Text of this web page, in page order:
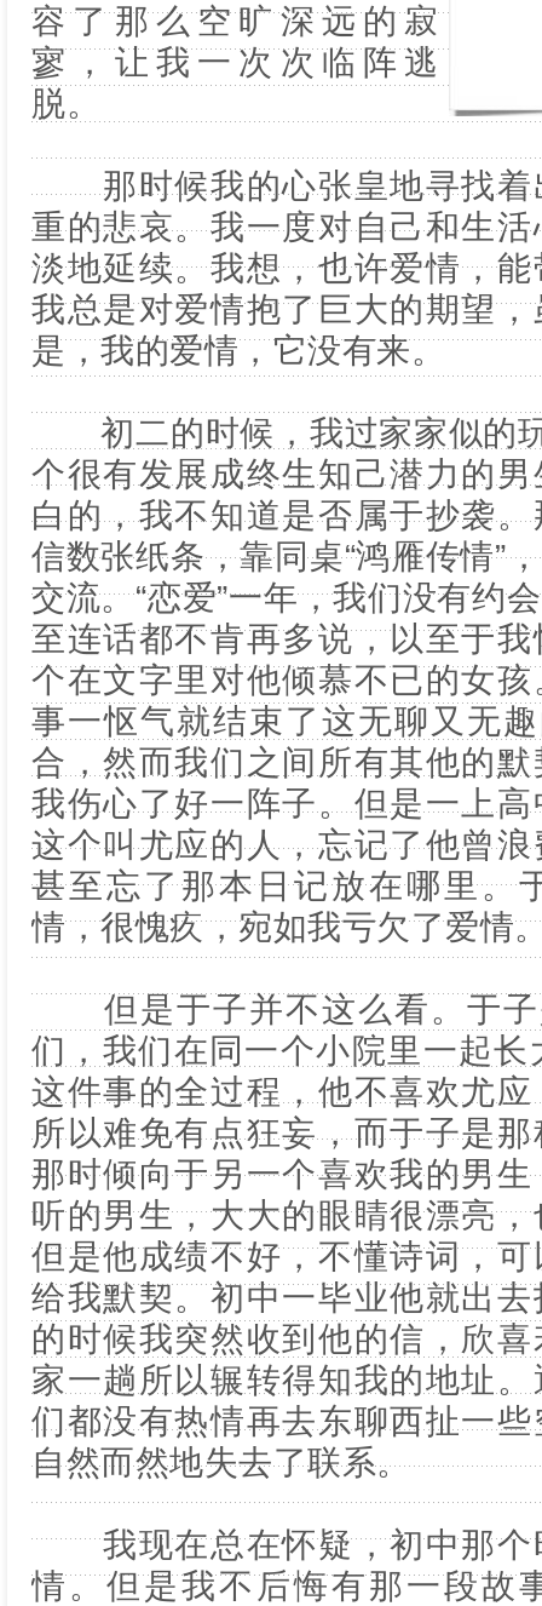
容了那么空旷深远的寂
寥，让我一次次临阵逃
脱。
那时候我的心张皇地寻找着
重的悲哀。我一度对自己和生
淡地延续。我想，也许爱情，
我总是对爱情抱了巨大的期望
是，我的爱情，它没有来。
初二的时候，我过家家似的玩
个很有发展成终生知己潜力的
白的，我不知道是否属于抄袭
信数张纸条，靠同桌“鸿雁传情”
交流。“恋爱”一年，我们没有约
至连话都不肯再多说，以至于
个在文字里对他倾慕不已的女
事一怄气就结束了这无聊又无
合，然而我们之间所有其他的
我伤心了好一阵子。但是一上
这个叫尤应的人，忘记了他曾
甚至忘了那本日记放在哪里。
情，很愧疚，宛如我亏欠了爱情
但是于子并不这么看。于子
们，我们在同一个小院里一起
这件事的全过程，他不喜欢尤
所以难免有点狂妄，而于子是
那时倾向于另一个喜欢我的男
听的男生，大大的眼睛很漂亮
但是他成绩不好，不懂诗词，
给我默契。初中一毕业他就出
的时候我突然收到他的信，欣
家一趟所以辗转得知我的地址
们都没有热情再去东聊西扯一
自然而然地失去了联系。
我现在总在怀疑，初中那个
情。但是我不后悔有那一段故